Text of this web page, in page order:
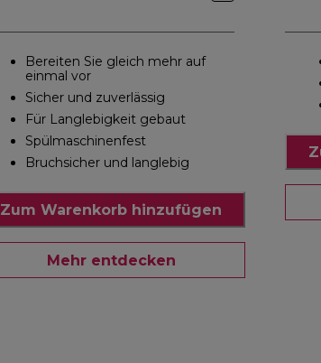
Bereiten Sie gleich mehr auf
einmal vor
Sicher und zuverlässig
Für Langlebigkeit gebaut
Spülmaschinenfest
Bruchsicher und langlebig
Zum Warenkorb hinzufügen
Mehr entdecken